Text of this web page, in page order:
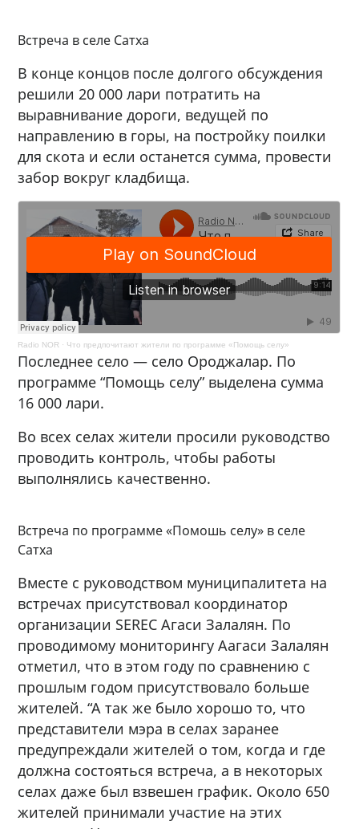
Встреча в селе Сатха
В конце концов после долгого обсуждения
решили 20 000 лари потратить на
выравнивание дороги, ведущей по
направлению в горы, на постройку поилки
для скота и если останется сумма, провести
забор вокруг кладбища.
Radio NOR · Что предпочитают жители по программе «Помощь селу»
Последнее село — село Ороджалар. По
программе “Помощь селу” выделена сумма
16 000 лари.
Во всех селах жители просили руководство
проводить контроль, чтобы работы
выполнялись качественно.
Встреча по программе «Помошь селу» в селе
Сатха
Вместе с руководством муниципалитета на
встречах присутствовал координатор
организации SEREC Агаси Залалян. По
проводимому мониторингу Аагаси Залалян
отметил, что в этом году по сравнению с
прошлым годом присутствовало больше
жителей. “А так же было хорошо то, что
представители мэра в селах заранее
предупреждали жителей о том, когда и где
должна состояться встреча, а в некоторых
селах даже был взвешен график. Около 650
жителей принимали участие на этих